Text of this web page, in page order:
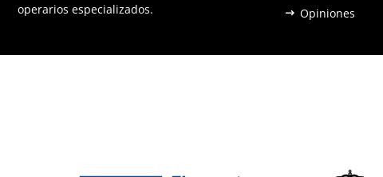
operarios especializados.
Opiniones